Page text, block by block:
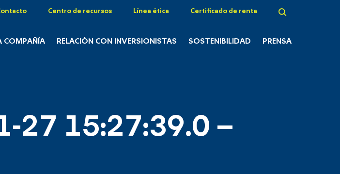
Centro de recursos Línea ética Certificado de renta
COMPAÑÍA RELACIÓN CON INVERSIONISTAS SOSTENIBILIDAD PRENSA
27 15:27:39.0 –